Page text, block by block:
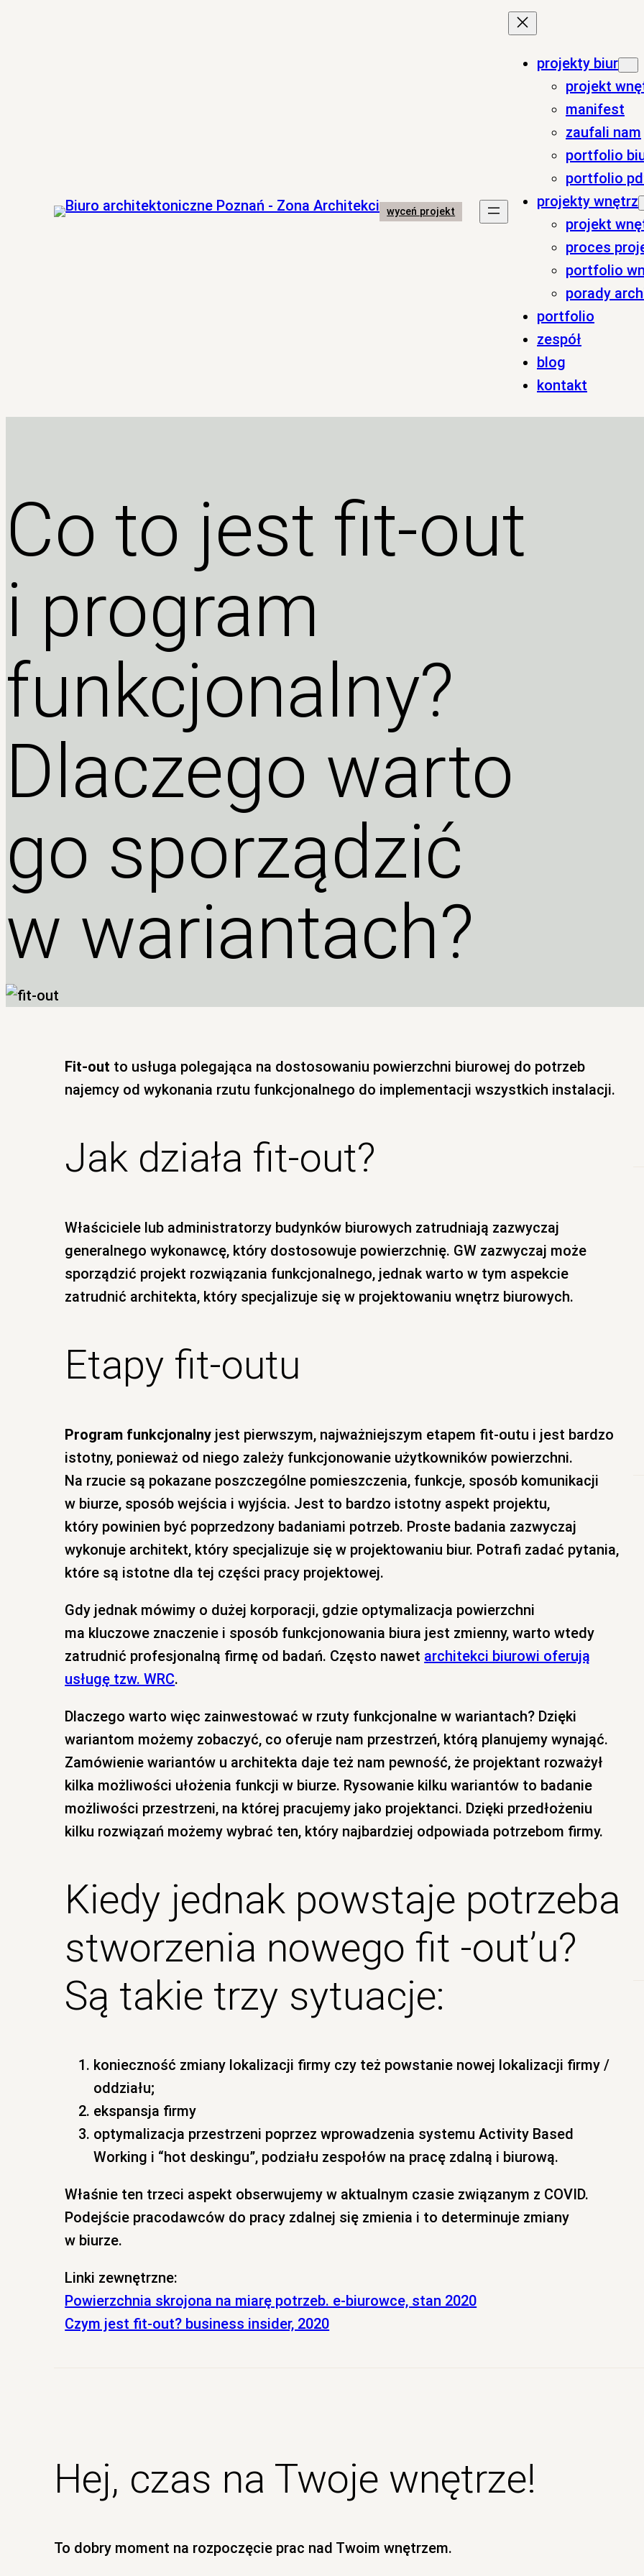
wyceń projekt
projekty biur
projekt
manifest
zaufali nam
portfolio
portfolio
projekty wnętrz
projekt
proces
portfolio
porady
portfolio
zespół
blog
kontakt
Co to jest fit-out
i program
funkcjonalny?
Dlaczego warto
go sporządzić
w wariantach?
Fit-out to usługa polegająca na dostosowaniu powierzchni biurowej do potrzeb
najemcy od wykonania rzutu funkcjonalnego do implementacji wszystkich instalacji.
Jak działa fit-out?
Właściciele lub administratorzy budynków biurowych zatrudniają zazwyczaj
generalnego wykonawcę, który dostosowuje powierzchnię. GW zazwyczaj może
sporządzić projekt rozwiązania funkcjonalnego, jednak warto w tym aspekcie
zatrudnić architekta, który specjalizuje się w projektowaniu wnętrz biurowych.
Etapy fit-outu
Program funkcjonalny jest pierwszym, najważniejszym etapem fit-outu i jest bardzo
istotny, ponieważ od niego zależy funkcjonowanie użytkowników powierzchni.
Na rzucie są pokazane poszczególne pomieszczenia, funkcje, sposób komunikacji
w biurze, sposób wejścia i wyjścia. Jest to bardzo istotny aspekt projektu,
który powinien być poprzedzony badaniami potrzeb. Proste badania zazwyczaj
wykonuje architekt, który specjalizuje się w projektowaniu biur. Potrafi zadać pytania,
które są istotne dla tej części pracy projektowej.
Gdy jednak mówimy o dużej korporacji, gdzie optymalizacja powierzchni
ma kluczowe znaczenie i sposób funkcjonowania biura jest zmienny, warto wtedy
zatrudnić profesjonalną firmę od badań. Często nawet architekci biurowi oferują
usługę tzw. WRC.
Dlaczego warto więc zainwestować w rzuty funkcjonalne w wariantach? Dzięki
wariantom możemy zobaczyć, co oferuje nam przestrzeń, którą planujemy wynająć.
Zamówienie wariantów u architekta daje też nam pewność, że projektant rozważył
kilka możliwości ułożenia funkcji w biurze. Rysowanie kilku wariantów to badanie
możliwości przestrzeni, na której pracujemy jako projektanci. Dzięki przedłożeniu
kilku rozwiązań możemy wybrać ten, który najbardziej odpowiada potrzebom firmy.
Kiedy jednak powstaje potrzeba
stworzenia nowego fit -out’u?
Są takie trzy sytuacje:
konieczność zmiany lokalizacji firmy czy też powstanie nowej lokalizacji firmy /
oddziału;
ekspansja firmy
optymalizacja przestrzeni poprzez wprowadzenia systemu Activity Based
Working i “hot deskingu”, podziału zespołów na pracę zdalną i biurową.
Właśnie ten trzeci aspekt obserwujemy w aktualnym czasie związanym z COVID.
Podejście pracodawców do pracy zdalnej się zmienia i to determinuje zmiany
w biurze.
Linki zewnętrzne:
Powierzchnia skrojona na miarę potrzeb. e-biurowce, stan 2020
Czym jest fit-out? business insider, 2020
Hej, czas na Twoje wnętrze!
To dobry moment na rozpoczęcie prac nad Twoim wnętrzem.